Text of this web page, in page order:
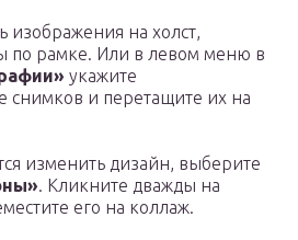
изображения на холст,
по рамке. Или в левом меню в
укажите
снимков и перетащите их на
изменить дизайн, выберите
. Кликните дважды на
его на коллаж.